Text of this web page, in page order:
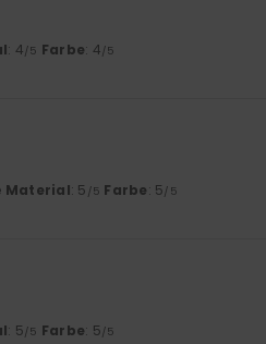
: 4/5 Farbe: 4/5
Material: 5 /5 Farbe: 5/5
: 5/5 Farbe: 5/5